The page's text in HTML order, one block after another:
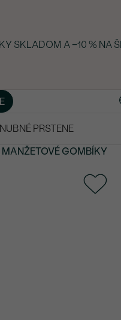
SKLADOM A −10 % NA
PRSTENE
MANŽETOVÉ GOMBÍKY